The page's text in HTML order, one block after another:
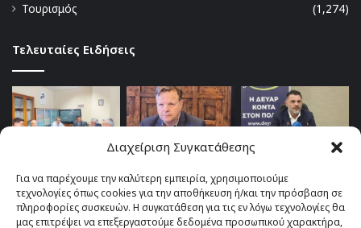
Διαχείριση Συγκατάθεσης
Για να παρέχουμε την καλύτερη εμπειρία, χρησιμοποιούμε
τεχνολογίες όπως cookies για την αποθήκευση ή/και την πρόσβαση σε
πληροφορίες συσκευών. Η συγκατάθεση για τις εν λόγω τεχνολογίες θα
μας επιτρέψει να επεξεργαστούμε δεδομένα προσωπικού χαρακτήρα,
Τουρισμός
(1,274)
Τελευταίες Ειδήσεις